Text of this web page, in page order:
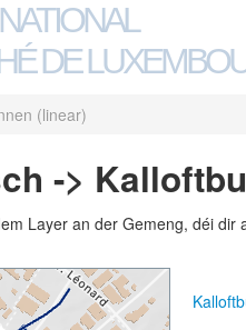
DE
(linear)
->
Layer an der Gemeng, déi